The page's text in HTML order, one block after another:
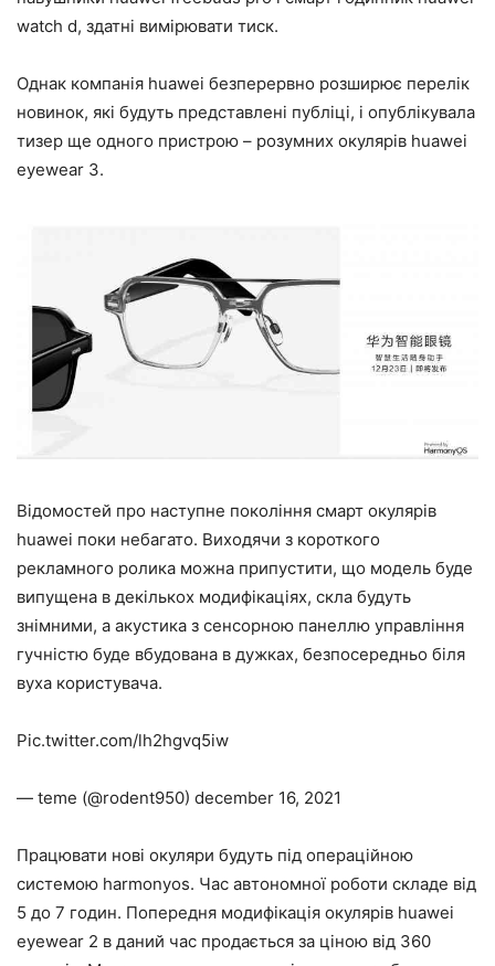
watch d, здатні вимірювати тиск.
Однак компанія huawei безперервно розширює перелік
новинок, які будуть представлені публіці, і опублікувала
тизер ще одного пристрою – розумних окулярів huawei
eyewear 3.
Відомостей про наступне покоління смарт окулярів
huawei поки небагато. Виходячи з короткого
рекламного ролика можна припустити, що модель буде
випущена в декількох модифікаціях, скла будуть
знімними, а акустика з сенсорною панеллю управління
гучністю буде вбудована в дужках, безпосередньо біля
вуха користувача.
Pic.twitter.com/lh2hgvq5iw
— teme (@rodent950) december 16, 2021
Працювати нові окуляри будуть під операційною
системою harmonyos. Час автономної роботи складе від
5 до 7 годин. Попередня модифікація окулярів huawei
eyewear 2 в даний час продається за ціною від 360